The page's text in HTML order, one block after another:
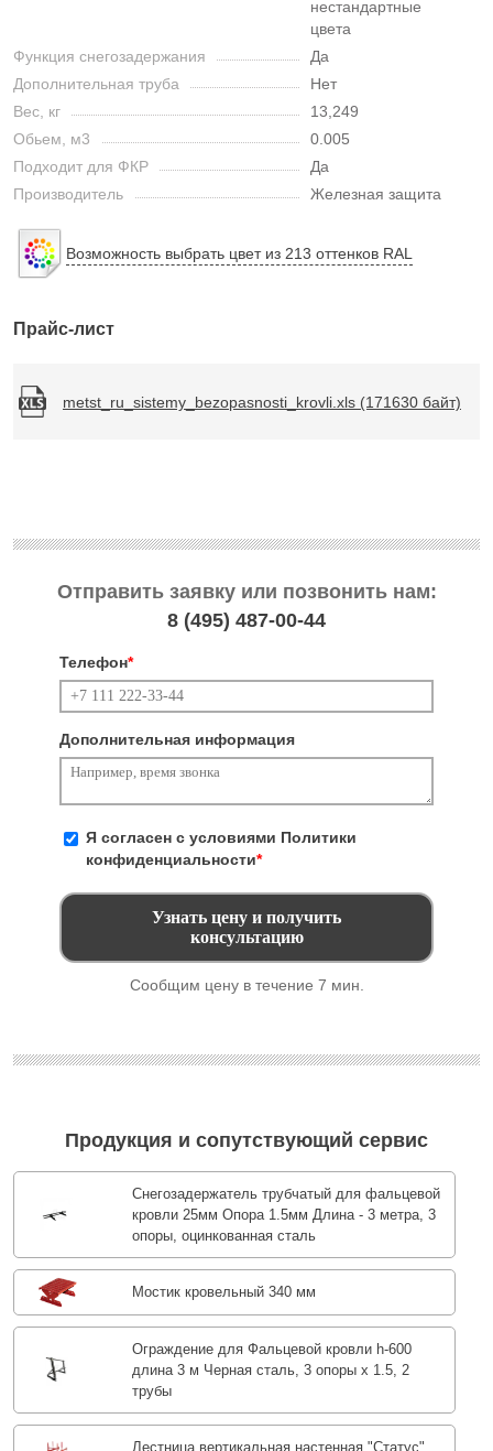
нестандартные
цвета
Функция снегозадержания
Да
Дополнительная труба
Нет
Вес, кг
13,249
Обьем, м3
0.005
Подходит для ФКР
Да
Производитель
Железная защита
Возможность выбрать цвет из 213 оттенков RAL
Прайс-лист
metst_ru_sistemy_bezopasnosti_krovli.xls (171630 байт)
Отправить заявку или позвонить нам:
8 (495) 487-00-44
Телефон*
Дополнительная информация
Я согласен с условиями Политики
конфиденциальности*
Сообщим цену в течение 7 мин.
Продукция и сопутствующий сервис
Снегозадержатель трубчатый для фальцевой
кровли 25мм Опора 1.5мм Длина - 3 метра, 3
опоры, оцинкованная сталь
Мостик кровельный 340 мм
Ограждение для Фальцевой кровли h-600
длина 3 м Черная сталь, 3 опоры х 1.5, 2
трубы
Лестница вертикальная настенная "Статус"